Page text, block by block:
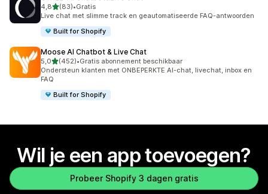
4,8van 5 sterren
(83)
83 recensies in totaal
•Gratis
Live chat met slimme track en geautomatiseerde FAQ-antwoorden
Built for Shopify
Moose AI Chatbot & Live Chat
5,0van 5 sterren
(452)
452 recensies in totaal
•Gratis abonnement beschikbaar
Ondersteun klanten met ONBEPERKTE AI-chat, livechat, inbox en
FAQ
Built for Shopify
Wil je een app toevoegen?
Probeer Shopify 3 dagen gratis